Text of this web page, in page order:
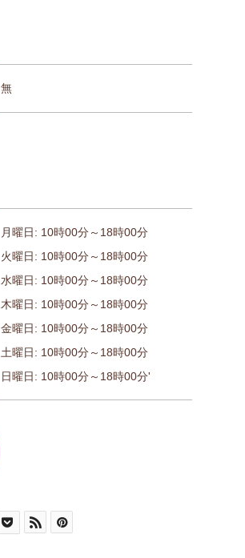
無
月曜日: 10時00分～18時00分
火曜日: 10時00分～18時00分
水曜日: 10時00分～18時00分
木曜日: 10時00分～18時00分
金曜日: 10時00分～18時00分
土曜日: 10時00分～18時00分
日曜日: 10時00分～18時00分'